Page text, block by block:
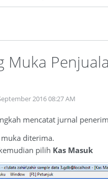
Muka
2016 08:27 AM
mencatat jurnal
diterima.
pilih Kas Masuk